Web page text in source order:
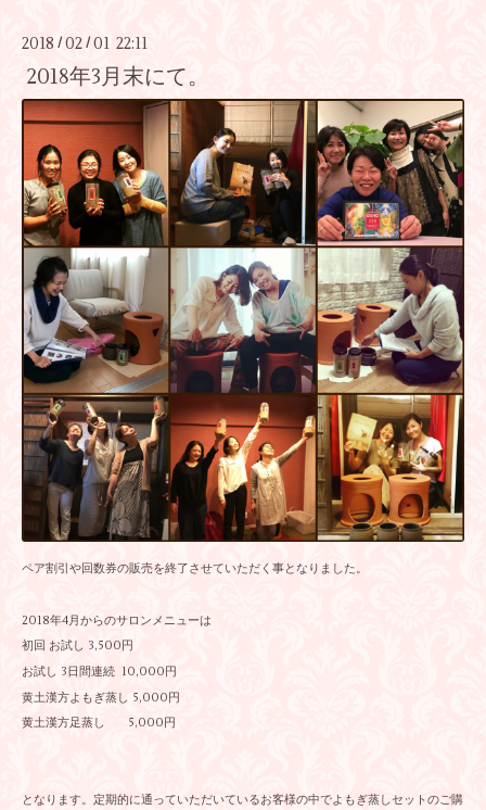
2018 / 02 /01 22:11
2018年3月末にて。
ペア割引や回数券の販売を終了させていただく事となりました。
2018年4月からのサロンメニューは
初回 お試し 3,500円
お試し 3日間連続 10,000円
黄土漢方よもぎ蒸し 5,000円
黄土漢方足蒸し 5,000円
となります。定期的に通っていただいているお客様の中でよもぎ蒸しセットのご購